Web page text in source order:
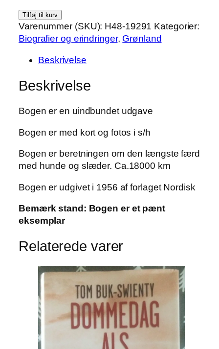
Den
store
slæderejse
Knud
antal
Tilføj til kurv
Varenummer (SKU): H48-19291 Kategorier:
Biografier og erindringer, Grønland
Beskrivelse
Beskrivelse
Bogen er en uindbundet udgave
Bogen er med kort og fotos i s/h
Bogen er beretningen om den længste færd
med hunde og slæder. Ca.18000 km
Bogen er udgivet i 1956 af forlaget Nordisk
Bemærk stand: Bogen er et pænt
eksemplar
Relaterede varer